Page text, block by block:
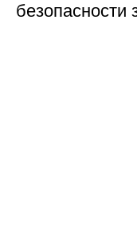
безопасности